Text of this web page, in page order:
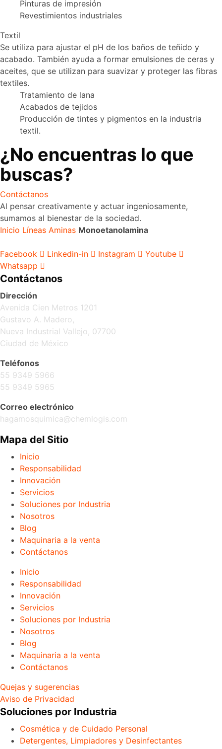
Pinturas de impresión
Revestimientos industriales
Textil
Se utiliza para ajustar el pH de los baños de teñido y
acabado. También ayuda a formar emulsiones de ceras y
aceites, que se utilizan para suavizar y proteger las fibras
textiles.
Tratamiento de lana
Acabados de tejidos
Producción de tintes y pigmentos en la industria
textil.
¿No encuentras lo que
buscas?
Contáctanos
Al pensar creativamente y actuar ingeniosamente,
sumamos al bienestar de la sociedad.
Inicio Líneas Aminas Monoetanolamina
Facebook Linkedin-in Instagram
Youtube
Whatsapp
Contáctanos
Dirección
Avenida Cien Metros 1201
Gustavo A. Madero,
Nueva Industrial Vallejo, 07700
Ciudad de México
Teléfonos
55 9349 5966
55 9349 5965
Correo electrónico
hagamosquimica@chemlogis.com
Mapa del Sitio
Inicio
Responsabilidad
Innovación
Servicios
Soluciones por Industria
Nosotros
Blog
Maquinaria a la venta
Contáctanos
Inicio
Responsabilidad
Innovación
Servicios
Soluciones por Industria
Nosotros
Blog
Maquinaria a la venta
Contáctanos
Quejas y sugerencias
Aviso de Privacidad
Soluciones por Industria
Cosmética y de Cuidado Personal
Detergentes, Limpiadores y Desinfectantes